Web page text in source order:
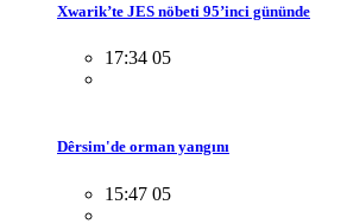
Xwarik’te JES nöbeti 95’inci gününde
17:34 05
Dêrsim'de orman yangını
15:47 05